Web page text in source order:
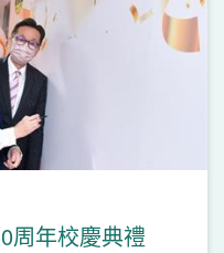
周年校慶典禮